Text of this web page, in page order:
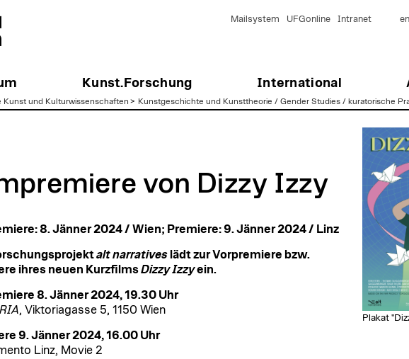
Kunst.Forschung International
Mailsystem UFGonline Intranet
Kunst und Kulturwissenschaften > Kunstgeschichte und Kunsttheorie / Gender Studies / kuratorische
von Dizzy Izzy
8. Jänner 2024 / Wien; Premiere: 9. Jänner 2024 / Linz
alt narratives lädt zur Vorpremiere bzw.
ihres neuen KurzfilmsDizzy Izzyein.
8. Jänner 2024, 19.30 Uhr
, Viktoriagasse 5, 1150 Wien
9. Jänner 2024, 16.00 Uhr
Linz, Movie 2
Plakat